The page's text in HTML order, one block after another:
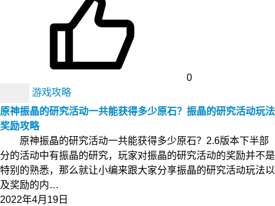
0
游戏攻略
原神振晶的研究活动一共能获得多少原石？振晶的研究活动玩法
奖励攻略
原神振晶的研究活动一共能获得多少原石？2.6版本下半部
分的活动中有振晶的研究，玩家对振晶的研究活动的奖励并不是
特别的熟悉，那么就让小编来跟大家分享振晶的研究活动玩法以
及奖励的内…
2022年4月19日